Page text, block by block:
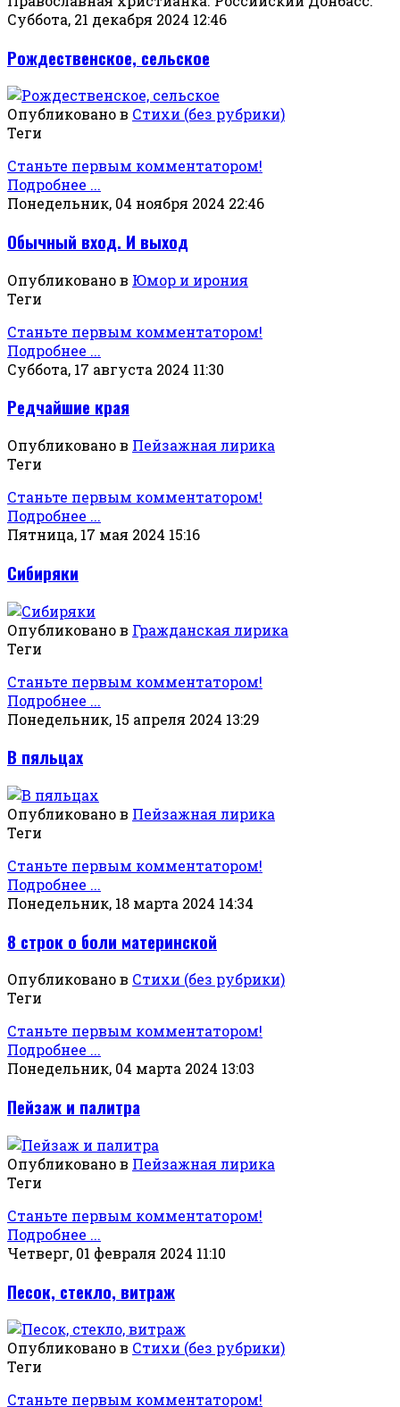
Суббота, 21 декабря 2024 12:46
Рождественское, сельское
Опубликовано в Стихи (без рубрики)
Теги
Станьте первым комментатором!
Подробнее ...
Понедельник, 04 ноября 2024 22:46
Обычный вход. И выход
Опубликовано в Юмор и ирония
Теги
Станьте первым комментатором!
Подробнее ...
Суббота, 17 августа 2024 11:30
Редчайшие края
Опубликовано в Пейзажная лирика
Теги
Станьте первым комментатором!
Подробнее ...
Пятница, 17 мая 2024 15:16
Сибиряки
Опубликовано в Гражданская лирика
Теги
Станьте первым комментатором!
Подробнее ...
Понедельник, 15 апреля 2024 13:29
В пяльцах
Опубликовано в Пейзажная лирика
Теги
Станьте первым комментатором!
Подробнее ...
Понедельник, 18 марта 2024 14:34
8 строк о боли материнской
Опубликовано в Стихи (без рубрики)
Теги
Станьте первым комментатором!
Подробнее ...
Понедельник, 04 марта 2024 13:03
Пейзаж и палитра
Опубликовано в Пейзажная лирика
Теги
Станьте первым комментатором!
Подробнее ...
Четверг, 01 февраля 2024 11:10
Песок, стекло, витраж
Опубликовано в Стихи (без рубрики)
Теги
Станьте первым комментатором!